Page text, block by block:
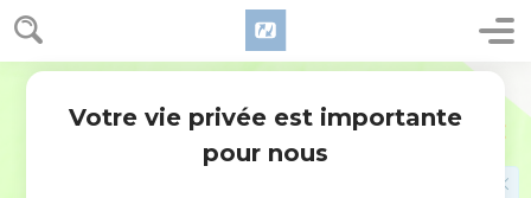
Proverbes 11
la race des justes sera délivrée.
Une belle femme, qui se détourne de la raison, est comme
une bague d'or au groin d'un pourceau.
Le souhait des justes n'est que le bien ; mais l'attente des
méchants c'est l'indignation.
Tel répand son bien, qui l'augmentera encore davantage ;
Votre vie privée est importante
pour nous